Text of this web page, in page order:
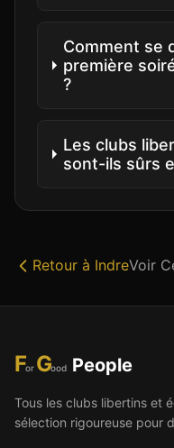
Comment se
première
?
Les clubs
sont-ils sûrs
Retour à IndreVoir
For Good People
Tous les clubs libertins et
sélection rigoureuse pour